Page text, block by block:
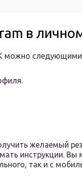
в
можно
желаемый
инструкции.
так и с